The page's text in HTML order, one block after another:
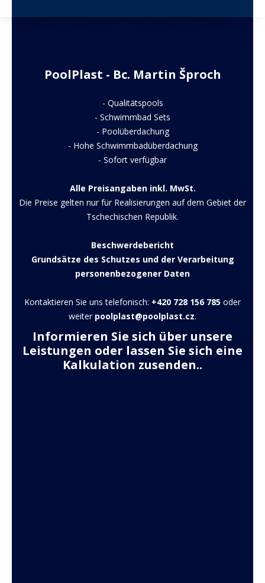
PoolPlast - Bc. Martin Šproch
-Qualitätspools
-Schwimmbad Sets
-Poolüberdachung
-Hohe Schwimmbadüberdachung
-Sofort verfügbar
Alle Preisangaben inkl. MwSt.
Die Preise gelten nur für Realisierungen auf dem Gebiet der
Tschechischen Republik.
Beschwerdebericht
Grundsätze des Schutzes und der Verarbeitung
personenbezogener Daten
Kontaktieren Sie uns telefonisch:+420 728 156 785oder
weiterpoolplast@poolplast.cz.
Informieren Sie sich über unsere
Leistungen oder lassen Sie sich eine
Kalkulation zusenden..